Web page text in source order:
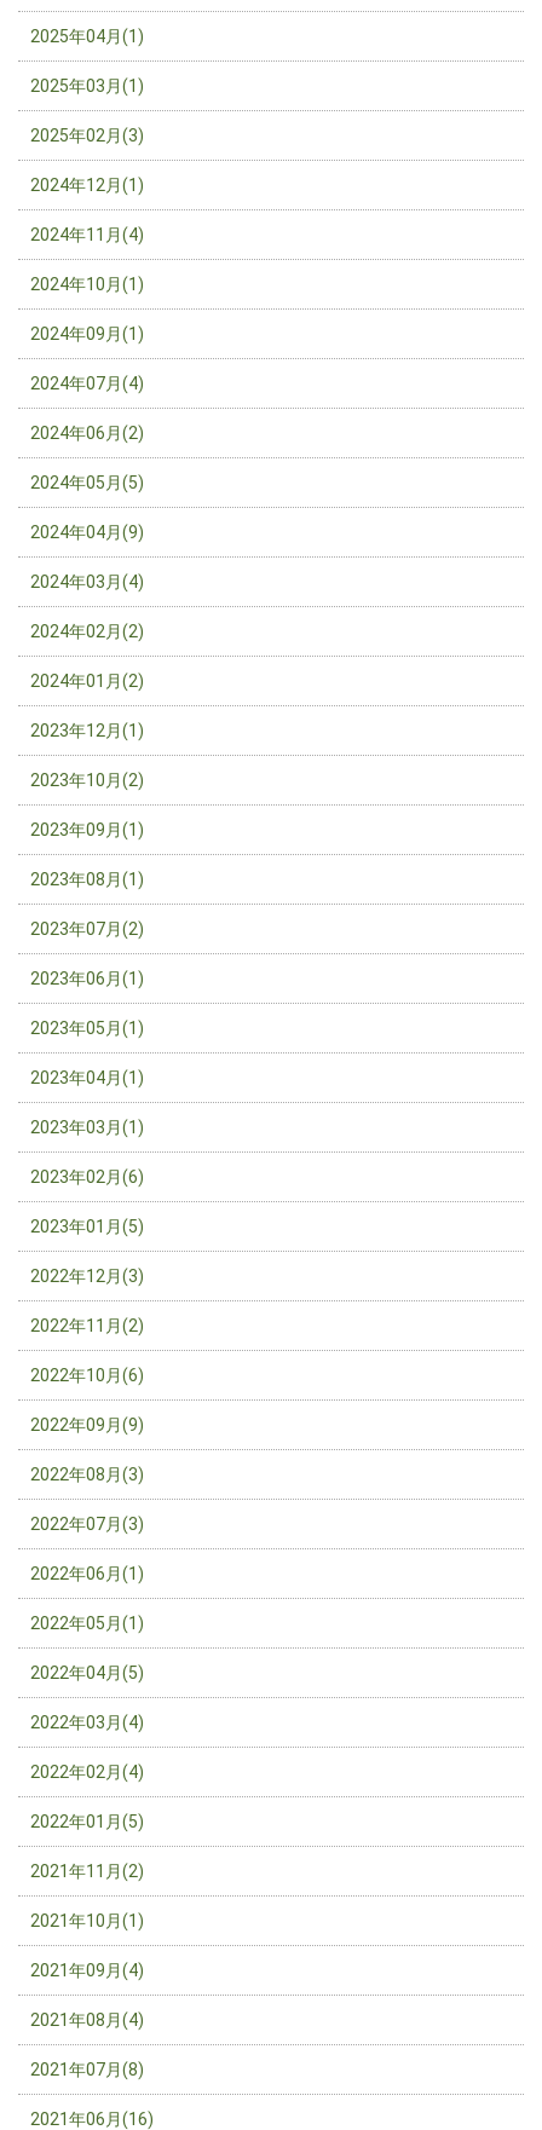
2025年04月(1)
2025年03月(1)
2025年02月(3)
2024年12月(1)
2024年11月(4)
2024年10月(1)
2024年09月(1)
2024年07月(4)
2024年06月(2)
2024年05月(5)
2024年04月(9)
2024年03月(4)
2024年02月(2)
2024年01月(2)
2023年12月(1)
2023年10月(2)
2023年09月(1)
2023年08月(1)
2023年07月(2)
2023年06月(1)
2023年05月(1)
2023年04月(1)
2023年03月(1)
2023年02月(6)
2023年01月(5)
2022年12月(3)
2022年11月(2)
2022年10月(6)
2022年09月(9)
2022年08月(3)
2022年07月(3)
2022年06月(1)
2022年05月(1)
2022年04月(5)
2022年03月(4)
2022年02月(4)
2022年01月(5)
2021年11月(2)
2021年10月(1)
2021年09月(4)
2021年08月(4)
2021年07月(8)
2021年06月(16)